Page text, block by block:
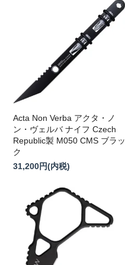
Acta Non Verba アクタ・ノ
ン・ヴェルバ ナイフ Czech
Republic製 M050 CMS ブラッ
ク
31,200円(内税)